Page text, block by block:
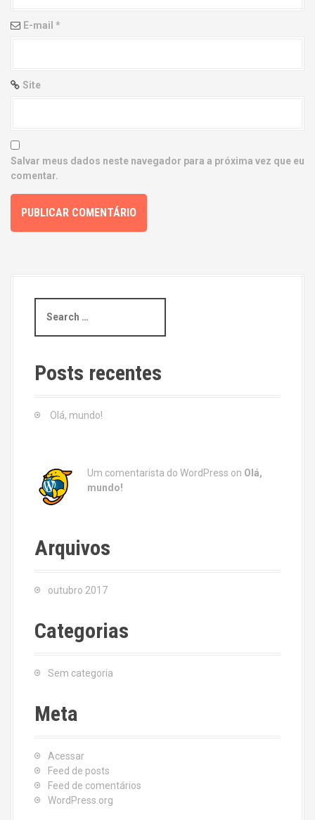
n E-mail *
Site
Salvar meus dados neste navegador para a próxima vez que eu
comentar.
a
c
h
Posts recentes
Olá, mundo!
Um comentarista do WordPress on Olá,
mundo!
Arquivos
outubro 2017
Categorias
Sem categoria
Meta
Acessar
Feed de posts
Feed de comentários
WordPress.org